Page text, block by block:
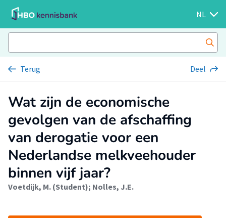
NL
Terug Deel
Wat zijn de economische
gevolgen van de afschaffing
van derogatie voor een
Nederlandse melkveehouder
binnen vijf jaar?
Voetdijk, M. (Student); Nolles, J.E.